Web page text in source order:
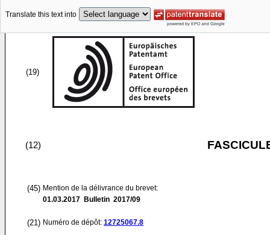
Translate this text into
(19)
(12)
(45) Mention de la délivrance du brevet:
01.03.2017 Bulletin 2017/09
(21) Numéro de dépôt: 12725067.8